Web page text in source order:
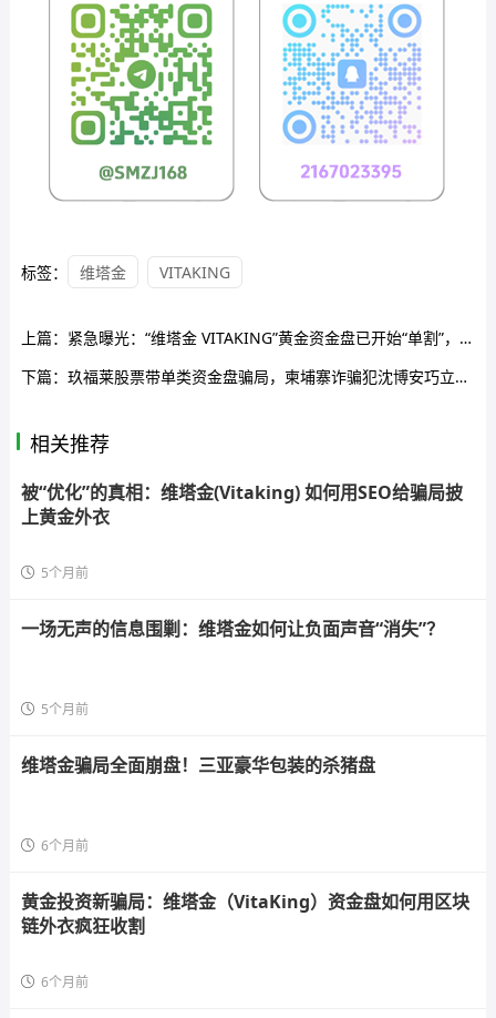
标签： 维塔金 VITAKING
上篇： 紧急曝光：“维塔金 VITAKING”黄金资金盘已开始“单割”，跑路前兆已现，还在参与的速度撤离！
下篇： 玖福莱股票带单类资金盘骗局，柬埔寨诈骗犯沈博安巧立名目欺诈老年人，马上要收割跑路了…
相关推荐
被“优化”的真相：维塔金(Vitaking) 如何用SEO给骗局披
上黄金外衣
5个月前
一场无声的信息围剿：维塔金如何让负面声音“消失”？
5个月前
维塔金骗局全面崩盘！三亚豪华包装的杀猪盘
6个月前
黄金投资新骗局：维塔金（VitaKing）资金盘如何用区块
链外衣疯狂收割
6个月前